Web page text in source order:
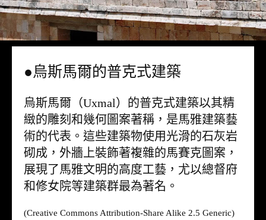
●烏斯馬爾的普克式建築
烏斯馬爾（Uxmal）的普克式建築以其精
緻的雕刻和幾何圖案著稱，是馬雅建築藝
術的代表。這些建築物使用光滑的石灰岩
砌成，外牆上裝飾著複雜的馬賽克圖案，
展現了馬雅文明的高度工藝，尤以總督府
和修女院等建築群最為著名。
(Creative Commons Attribution-Share Alike 2.5 Generic)